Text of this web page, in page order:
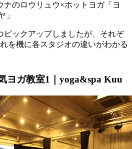
ナのロウリュウ×ホットヨガ「ヨ
」
ピックアップしましたが、それぞ
を機に各スタジオの違いがわかる
ヨガ教室1｜yoga&spa Kuu